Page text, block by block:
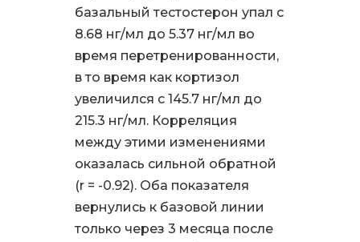
базальный тестостерон упал с
8.68 нг/мл до 5.37 нг/мл во
время перетренированности,
в то время как кортизол
увеличился с 145.7 нг/мл до
215.3 нг/мл. Корреляция
между этими изменениями
оказалась сильной обратной
(r = -0.92). Оба показателя
вернулись к базовой линии
только через 3 месяца после